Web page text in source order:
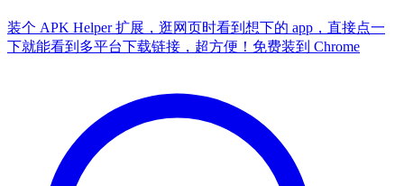
装个 APK Helper 扩展，逛网页时看到想下的 app，直接点一
下就能看到多平台下载链接，超方便！ 免费装到 Chrome